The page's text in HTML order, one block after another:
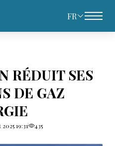
FR
RÉDUIT SES
DE GAZ
2025 19:31 435